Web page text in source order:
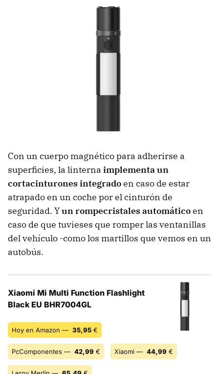
Con un cuerpo magnético para adherirse a
superficies, la linterna implementa un
cortacinturones integradoen caso de estar
atrapado en un coche por el cinturón de
seguridad. Yun rompecristales automáticoen
caso de que tuvieses que romper las ventanillas
del vehículo -como los martillos que vemos en un
autobús.
Xiaomi Mi Multi Function Flashlight
Black EU BHR7004GL
Hoy en Amazon — 35,95 €
PcComponentes — 42,99 € Xiaomi — 44,99 €